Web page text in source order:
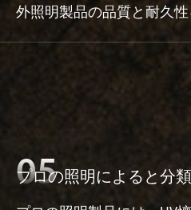
外照明製品の品質と耐久性
プロの照明によると分類